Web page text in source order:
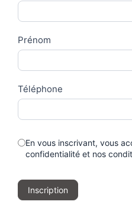
Us
Prénom
Téléphone
En vous inscrivant, vous
confidentialité et nos
Inscription